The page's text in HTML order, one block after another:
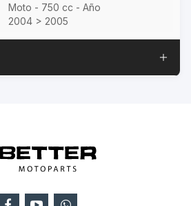
Moto - 750 cc - Año
2004 > 2005